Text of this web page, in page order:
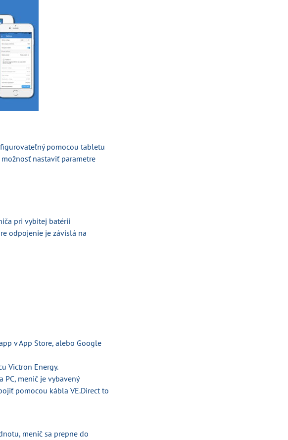
pomocou tabletu
nastaviť parametre
pri vybitej batérii
odpojenie je závislá na
v App Store, alebo Google
Victron Energy.
menič je vybavený
pomocou kábla VE.Direct to
menič sa prepne do